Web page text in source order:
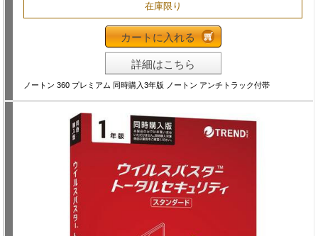
在庫限り
カートに入れる
詳細はこちら
ノートン 360 プレミアム 同時購入3年版 ノートン アンチトラック付帯